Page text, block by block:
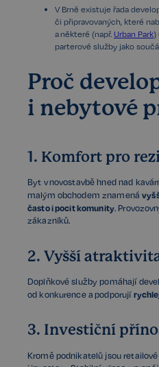
V Brně existuje řada
či připravovaných, které
a některé (např. Urban Park)
parterové služby jako
Proč
i nebytové
1. Komfort pro
Byt v novostavbě hned nad
malým obchodem znamená
často i pocit komunity.
zákazníků.
2. Vyšší
Doplňkové služby pomáhají
od konkurence a podporují
3. Investiční
Kromě podnikatelů jsou